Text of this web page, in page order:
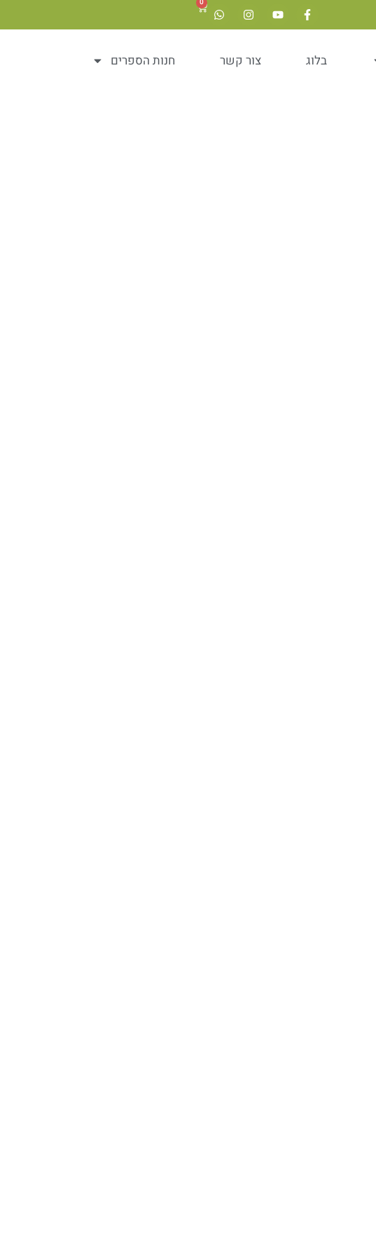
0
בלוג צור קשר חנות הספרים